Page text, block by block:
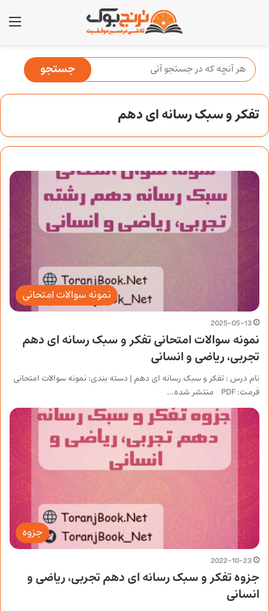
تفکر و سبک رسانه ای دهم
نمونه سوالات امتحانی
2025-05-13
نمونه سوالات امتحانی تفکر و سبک رسانه ای دهم
تجربی، ریاضی و انسانی
نام درس : تفکر و سبک رسانه ای دهم | دسته بندی: نمونه سوالات امتحانی
فرمت: PDF منتشر شده…
جزوه
2022-10-23
جزوه تفکر و سبک رسانه ای دهم تجربی، ریاضی و
انسانی